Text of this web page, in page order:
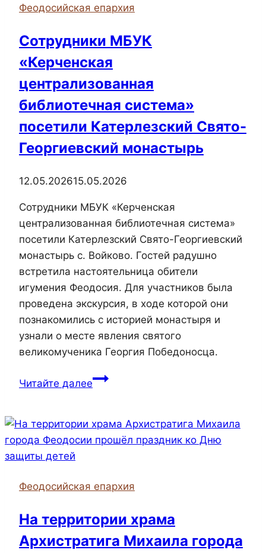
Керченского
технологического
колледжа
Феодосийская епархия
Сотрудники МБУК
«Керченская
централизованная
библиотечная система»
посетили Катерлезский Свято-
Георгиевский монастырь
12.05.202615.05.2026
Сотрудники МБУК «Керченская
централизованная библиотечная система»
посетили Катерлезский Свято-Георгиевский
монастырь с. Войково. Гостей радушно
встретила настоятельница обители
игумения Феодосия. Для участников была
проведена экскурсия, в ходе которой они
познакомились с историей монастыря и
узнали о месте явления святого
великомученика Георгия Победоносца.
Читайте далееСотрудники
централизованная
библиотечная
Катерлезский
Георгиевский
монастырь
Феодосийская епархия
На территории храма
Архистратига Михаила города